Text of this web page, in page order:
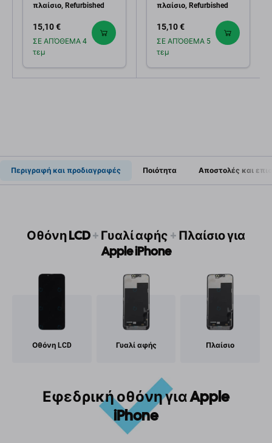
πλαίσιο, Refurbished
15,10 €
ΣΕ ΑΠΌΘΕΜΑ 4
τεμ
πλαίσιο, Refurbished
15,10 €
ΣΕ ΑΠΌΘΕΜΑ 5
τεμ
Περιγραφή και προδιαγραφές Ποιότητα Αποστολές και
Οθόνη LCD+Γυαλί αφής+Πλαίσιο για
Apple iPhone
Οθόνη LCD Γυαλί αφής Πλαίσιο
Εφεδρική οθόνη για Apple
iPhone